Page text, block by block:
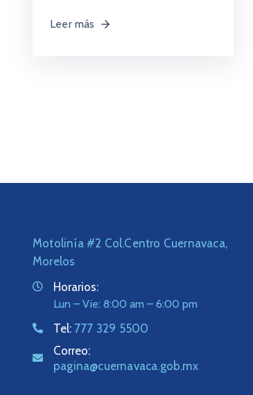
Leer más
Motolinía #2 Col.Centro Cuernavaca,
Morelos
Horarios:
Lun – Vie: 8:00 am – 6:00 pm
Tel: 777 329 5500
Correo:
pagina@cuernavaca.gob.mx